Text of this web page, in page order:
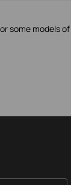
some models of